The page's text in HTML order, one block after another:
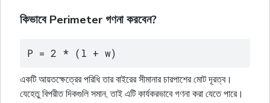
কিভাবে Perimeter গণনা করবেন?
P = 2 * (l + w)
একটি আয়তক্ষেত্রের পরিধি তার বাইরের সীমানার চারপাশের মোট দূরত্ব।
যেহেতু বিপরীত দিকগুলি সমান, তাই এটি কার্যকরভাবে গণনা করা যেতে পারে।